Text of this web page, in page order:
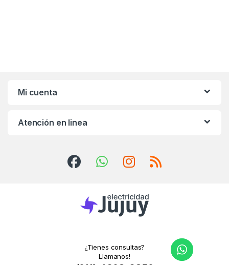
Mi cuenta
Atención en linea
¿Tienes consultas?
Llamanos!